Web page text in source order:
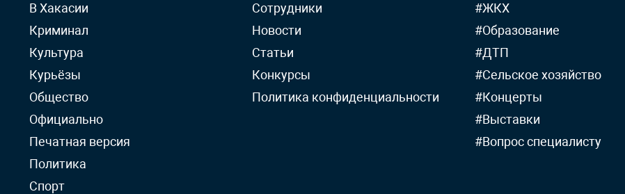
В Хакасии
Криминал
Культура
Курьёзы
Общество
Официально
Печатная версия
Политика
Спорт
Сотрудники
Новости
Статьи
Конкурсы
Политика конфиденциальности
#ЖКХ
#Образование
#ДТП
#Сельское хозяйство
#Концерты
#Выставки
#Вопрос специалисту